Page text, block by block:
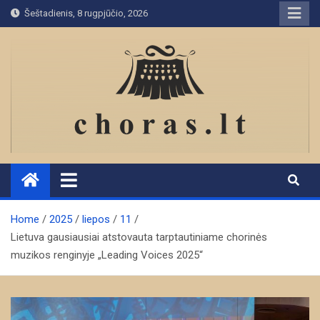
Skip
to
Šeštadienis, 8 rugpjūčio, 2026
Home 2025 liepos
11
Lietuva gausiausiai atstovauta tarptautiniame chorinės
muzikos renginyje „Leading Voices 2025“